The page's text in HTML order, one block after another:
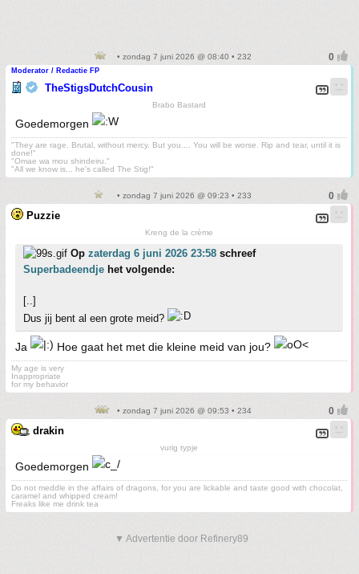
• zondag 7 juni 2026 @ 08:40 • 232
Moderator / Redactie FP
TheStigsDutchCousin
Brabo Bastard
Goedemorgen
"They are rage. Brutal, without mercy. But you.... You will be worse. Rip and tear, until it is
done!"
"Omae wa mou shindeiru."
"All we know is... he's called The Stig!"
• zondag 7 juni 2026 @ 09:23 • 233
Puzzie
Kreng de la crème
Op zaterdag 6 juni 2026 23:58 schreef
Superbadeendje het volgende:
[..]
Dus jij bent al een grote meid?
Ja Hoe gaat het met die kleine meid van jou?
My age is very
Inappropriate
for my behavior
• zondag 7 juni 2026 @ 09:53 • 234
drakin
vurig typje
Goedemorgen
Do not meddle in the affairs of dragons, for you are lickable and taste good with chocolat,
caramel and whipped cream!
Freaks like me drink tea
▼ Advertentie door Refinery89